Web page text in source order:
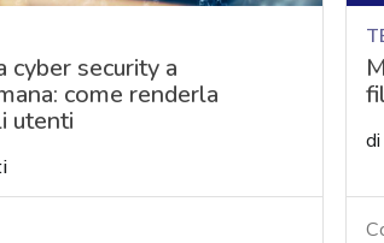
cyber security a
come renderla
utenti
di